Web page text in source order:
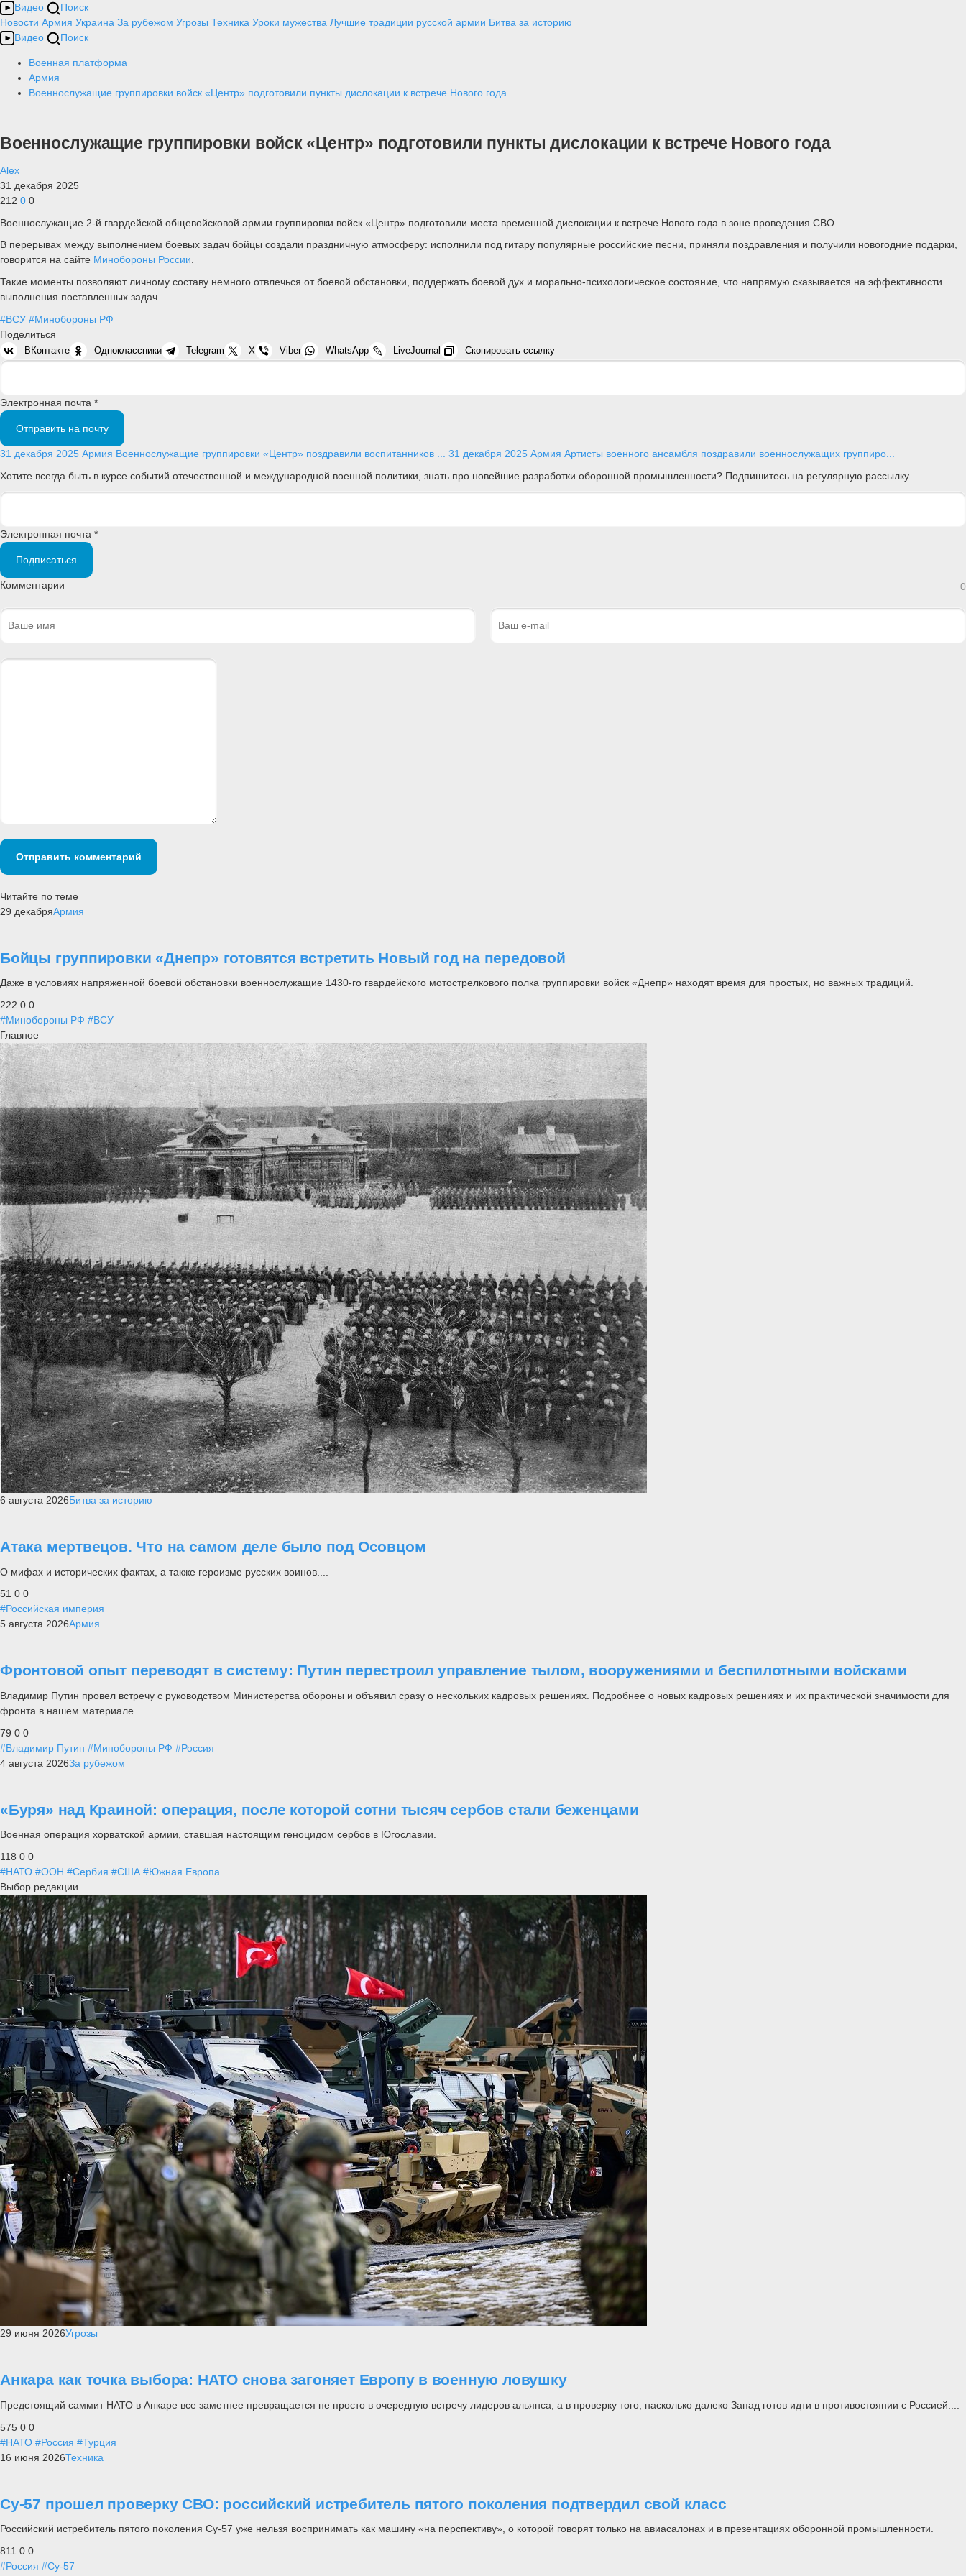
Видео
Поиск
Новости Армия Украина За рубежом Угрозы Техника Уроки мужества Лучшие традиции русской армии Битва за историю
Видео
Поиск
Военная платформа
Армия
Военнослужащие группировки войск «Центр» подготовили пункты дислокации к встрече Нового года
Военнослужащие группировки войск «Центр» подготовили пункты дислокации к встрече Нового года
Alex
31 декабря 2025
212 0 0
Военнослужащие 2-й гвардейской общевойсковой армии группировки войск «Центр» подготовили места временной дислокации к встрече Нового года в зоне проведения СВО.
В перерывах между выполнением боевых задач бойцы создали праздничную атмосферу: исполнили под гитару популярные российские песни, приняли поздравления и получили новогодние подарки,
говорится на сайте Минобороны России.
Такие моменты позволяют личному составу немного отвлечься от боевой обстановки, поддержать боевой дух и морально-психологическое состояние, что напрямую сказывается на эффективности
выполнения поставленных задач.
#ВСУ #Минобороны РФ
Поделиться
ВКонтакте Одноклассники Telegram X Viber WhatsApp LiveJournal Скопировать ссылку
Электронная почта *
Отправить на почту
31 декабря 2025 Армия Военнослужащие группировки «Центр» поздравили воспитанников ... 31 декабря 2025 Армия Артисты военного ансамбля поздравили военнослужащих группиро...
Хотите всегда быть в курсе событий отечественной и международной военной политики, знать про новейшие разработки оборонной промышленности? Подпишитесь на регулярную рассылку
Электронная почта *
Подписаться
Комментарии 0
Отправить комментарий
Читайте по теме
29 декабряАрмия
Бойцы группировки «Днепр» готовятся встретить Новый год на передовой
Даже в условиях напряженной боевой обстановки военнослужащие 1430-го гвардейского мотострелкового полка группировки войск «Днепр» находят время для простых, но важных традиций.
222 0 0
#Минобороны РФ #ВСУ
Главное
6 августа 2026Битва за историю
Атака мертвецов. Что на самом деле было под Осовцом
О мифах и исторических фактах, а также героизме русских воинов....
51 0 0
#Российская империя
5 августа 2026Армия
Фронтовой опыт переводят в систему: Путин перестроил управление тылом, вооружениями и беспилотными войсками
Владимир Путин провел встречу с руководством Министерства обороны и объявил сразу о нескольких кадровых решениях. Подробнее о новых кадровых решениях и их практической значимости для
фронта в нашем материале.
79 0 0
#Владимир Путин #Минобороны РФ #Россия
4 августа 2026За рубежом
«Буря» над Краиной: операция, после которой сотни тысяч сербов стали беженцами
Военная операция хорватской армии, ставшая настоящим геноцидом сербов в Югославии.
118 0 0
#НАТО #ООН #Сербия #США #Южная Европа
Выбор редакции
29 июня 2026Угрозы
Анкара как точка выбора: НАТО снова загоняет Европу в военную ловушку
Предстоящий саммит НАТО в Анкаре все заметнее превращается не просто в очередную встречу лидеров альянса, а в проверку того, насколько далеко Запад готов идти в противостоянии с Россией....
575 0 0
#НАТО #Россия #Турция
16 июня 2026Техника
Су-57 прошел проверку СВО: российский истребитель пятого поколения подтвердил свой класс
Российский истребитель пятого поколения Су-57 уже нельзя воспринимать как машину «на перспективу», о которой говорят только на авиасалонах и в презентациях оборонной промышленности.
811 0 0
#Россия #Су-57